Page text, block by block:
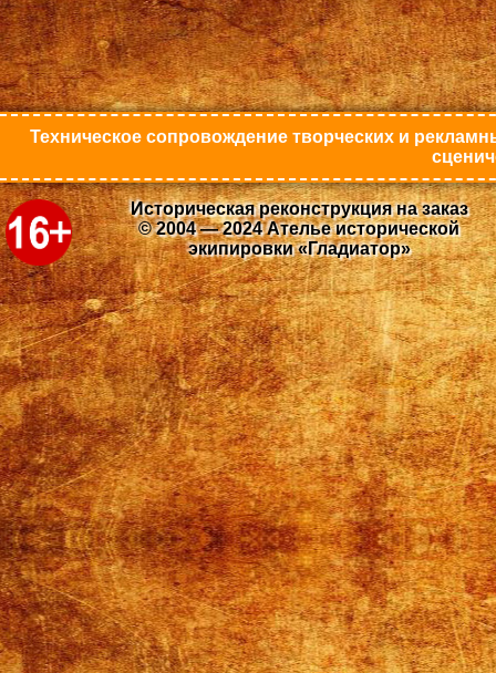
Техническое сопровождение творческих и
Историческая реконструкция на заказ
© 2004 — 2024 Ателье исторической
экипировки «Гладиатор»